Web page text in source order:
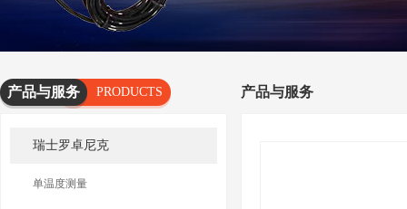
产品与服务
PRODUCTS
SERVICES
瑞士罗卓尼克
单温度测量
产品与服务